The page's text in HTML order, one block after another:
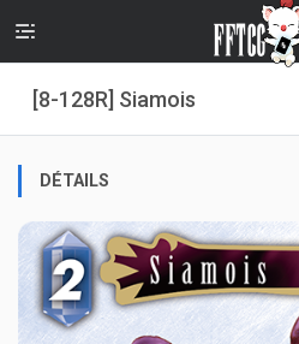
[8-128R] Siamois
DÉTAILS